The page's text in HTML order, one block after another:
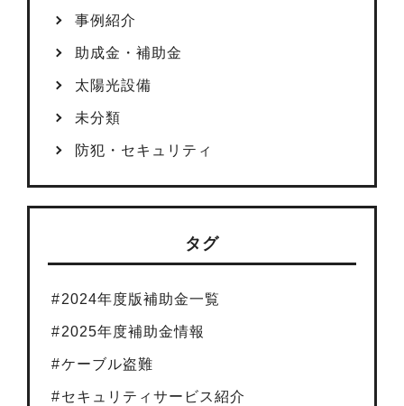
事例紹介
助成金・補助金
太陽光設備
未分類
防犯・セキュリティ
タグ
2024年度版補助金一覧
2025年度補助金情報
ケーブル盗難
セキュリティサービス紹介